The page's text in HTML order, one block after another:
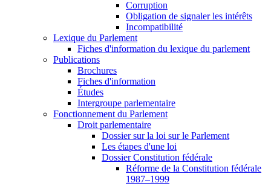
Corruption
Obligation de signaler les intérêts
Incompatibilité
Lexique du Parlement
Fiches d'information du lexique du parlement
Publications
Brochures
Fiches d'information
Études
Intergroupe parlementaire
Fonctionnement du Parlement
Droit parlementaire
Dossier sur la loi sur le Parlement
Les étapes d'une loi
Dossier Constitution fédérale
Réforme de la Constitution fédérale
1987–1999